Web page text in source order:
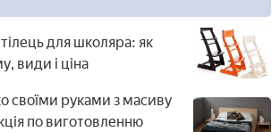
для школяра: як
види і ціна
своїми руками з масиву
по виготовленню